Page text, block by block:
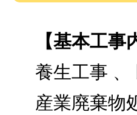
【基本工事
養生工事
産業廃棄物